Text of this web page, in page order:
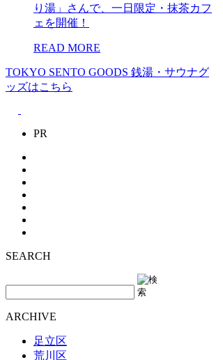
り湯」さんで、一日限定・抹茶カフ
ェを開催！
READ MORE
TOKYO SENTO GOODS 銭湯・サウナグ
ッズはこちら
PR
SEARCH
ARCHIVE
足立区
荒川区